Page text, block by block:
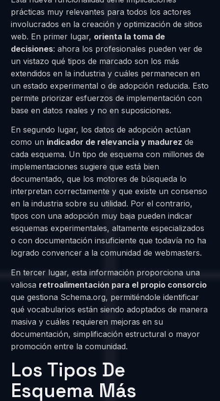
prácticas muy relevantes para todos los actores
involucrados en la creación y optimización de sitios
web. En primer lugar, orienta la toma de
decisiones: ahora los profesionales pueden ver de
un vistazo qué tipos de marcado son los más
extendidos en la industria y cuáles permanecen en
un estado experimental o de adopción reducida. Esto
permite priorizar esfuerzos de implementación con
base en datos reales y no en suposiciones.
En segundo lugar, los datos de adopción actúan
como un indicador de relevancia y madurez de
cada esquema. Un tipo de esquema con millones de
implementaciones sugiere que está bien
documentado, que los motores de búsqueda lo
interpretan correctamente y que existe un consenso
en la industria sobre su utilidad. Por el contrario,
tipos con una adopción muy baja pueden indicar
esquemas experimentales, altamente especializados
o con documentación insuficiente que todavía no ha
logrado convencer a la comunidad de webmasters.
En tercer lugar, esta información proporciona una
valiosa retroalimentación para el propio consorcio
que gestiona Schema.org, permitiéndole identificar
qué vocabularios están siendo adoptados de manera
masiva y cuáles requieren mejoras en su
documentación, simplificación estructural o mayor
promoción entre la comunidad.
Los Tipos De
Esquema Más